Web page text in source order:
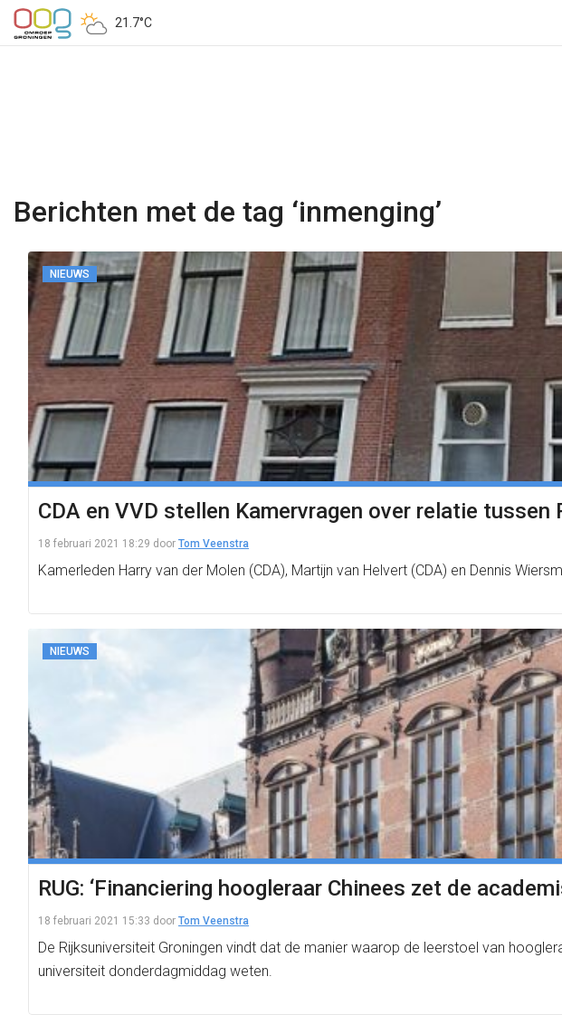
21.7°C
Berichten met de tag ‘inmenging’
NIEUWS
CDA en VVD stellen Kamervragen over relatie tussen
18 februari 2021 18:29 door Tom Veenstra
Kamerleden Harry van der Molen (CDA), Martijn van Helvert (CDA) en Dennis
NIEUWS
RUG: ‘Financiering hoogleraar Chinees zet de
18 februari 2021 15:33 door Tom Veenstra
De Rijksuniversiteit Groningen vindt dat de manier waarop de leerstoel van
universiteit donderdagmiddag weten.